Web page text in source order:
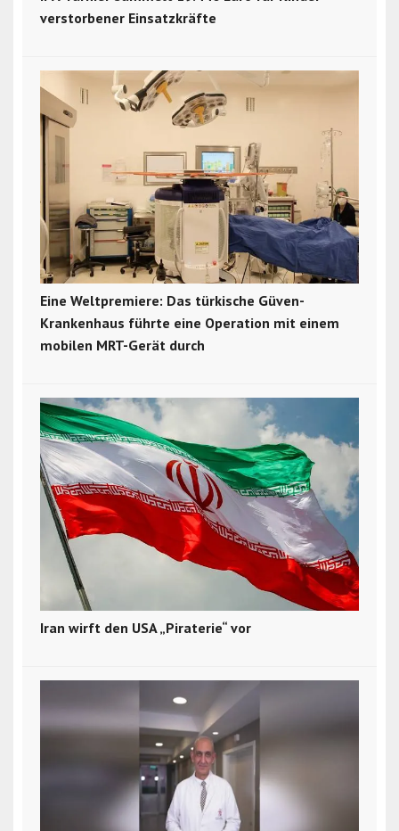
verstorbener Einsatzkräfte
Eine Weltpremiere: Das türkische Güven-
Krankenhaus führte eine Operation mit einem
mobilen MRT-Gerät durch
Iran wirft den USA „Piraterie“ vor